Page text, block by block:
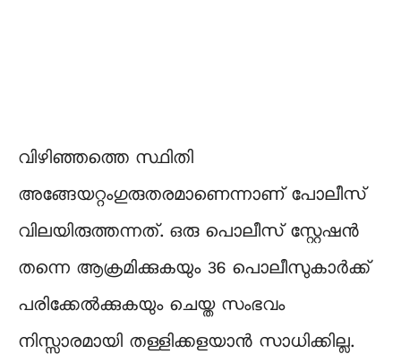
വിഴിഞ്ഞത്തെ സ്ഥിതി
അങ്ങേയറ്റംഗുരുതരമാണെന്നാണ് പോലീസ്
വിലയിരുത്തന്നത്. ഒരു പൊലീസ് സ്റ്റേഷൻ
തന്നെ ആക്രമിക്കുകയും 36 പൊലീസുകാർക്ക്
പരിക്കേൽക്കുകയും ചെയ്ത സംഭവം
നിസ്സാരമായി തള്ളിക്കളയാൻ സാധിക്കില്ല.